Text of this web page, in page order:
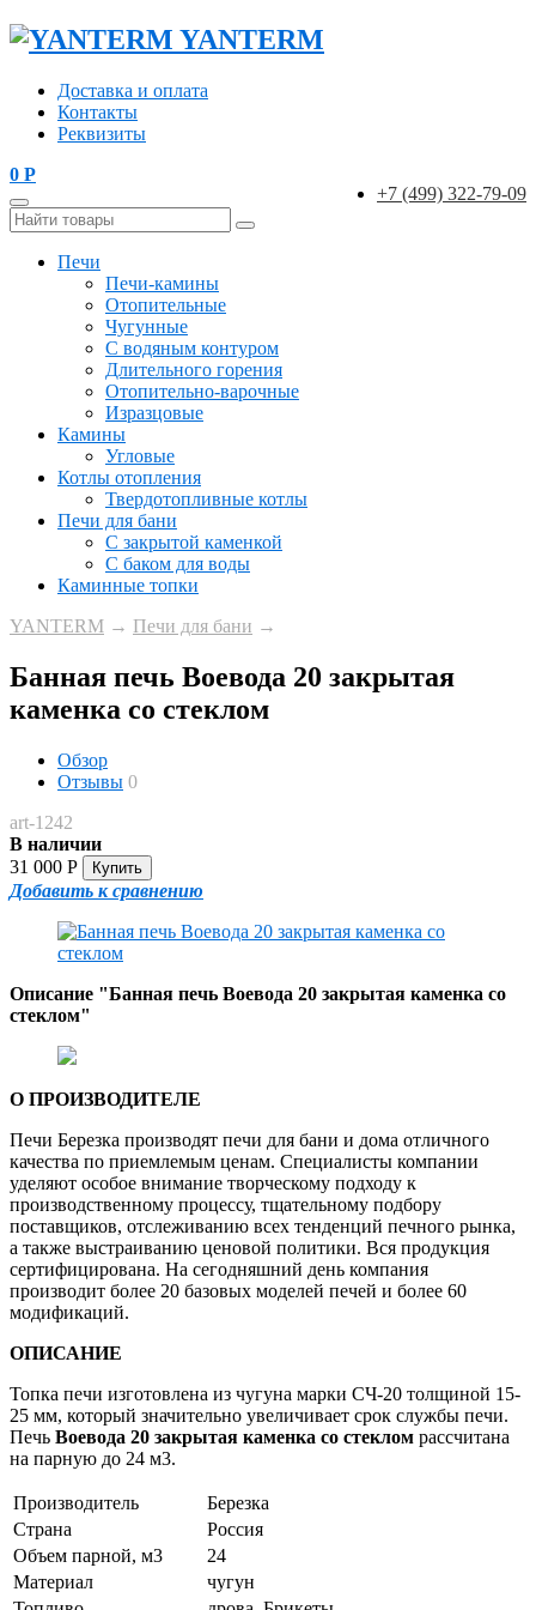
YANTERM
Доставка и оплата
Контакты
Реквизиты
+7 (499) 322-79-09
0 Р
Печи
Печи-камины
Отопительные
Чугунные
С водяным контуром
Длительного горения
Отопительно-варочные
Изразцовые
Камины
Угловые
Котлы отопления
Твердотопливные котлы
Печи для бани
С закрытой каменкой
С баком для воды
Каминные топки
YANTERM → Печи для бани →
Банная печь Воевода 20 закрытая
каменка со стеклом
Обзор
Отзывы 0
art-1242
В наличии
31 000 Р
Добавить к сравнению
Описание "Банная печь Воевода 20 закрытая каменка со
стеклом"
О ПРОИЗВОДИТЕЛЕ
Печи Березка производят печи для бани и дома отличного
качества по приемлемым ценам. Специалисты компании
уделяют особое внимание творческому подходу к
производственному процессу, тщательному подбору
поставщиков, отслеживанию всех тенденций печного рынка,
а также выстраиванию ценовой политики. Вся продукция
сертифицирована. На сегодняшний день компания
производит более 20 базовых моделей печей и более 60
модификаций.
ОПИСАНИЕ
Топка печи изготовлена из чугуна марки СЧ-20 толщиной 15-
25 мм, который значительно увеличивает срок службы печи.
Печь Воевода 20 закрытая каменка со стеклом рассчитана
на парную до 24 м3.
Производитель
Березка
Страна
Россия
Объем парной, м3
24
Материал
чугун